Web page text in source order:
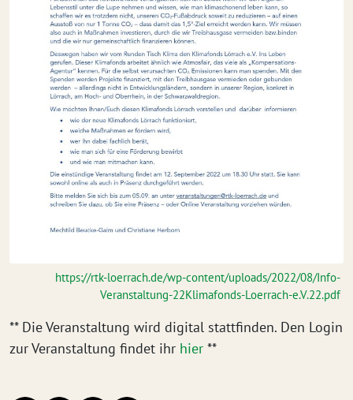
https://rtk-loerrach.de/wp-content/uploads/2022/08/Info-
Veranstaltung-22Klimafonds-Loerrach-e.V.22.pdf
** Die Veranstaltung wird digital stattfinden. Den Login
zur Veranstaltung findet ihr hier **